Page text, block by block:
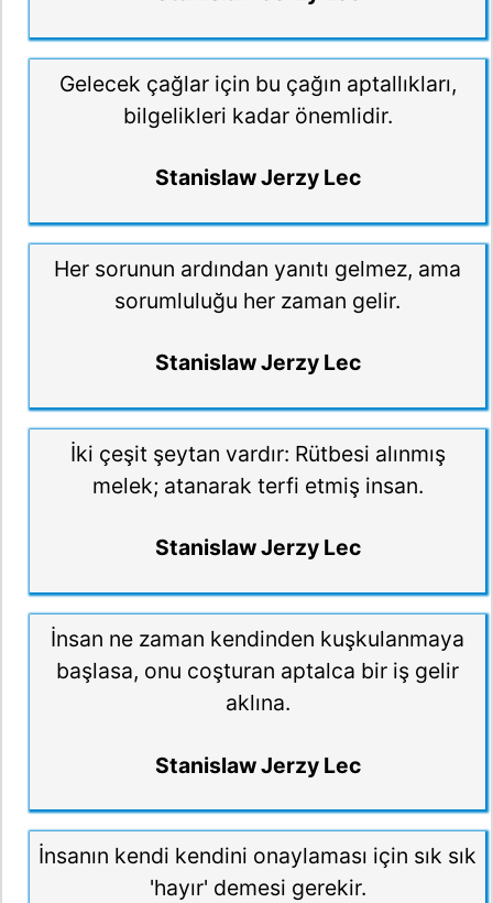
Gelecek çağlar için bu çağın aptallıkları,
bilgelikleri kadar önemlidir.
Stanislaw Jerzy Lec
Her sorunun ardından yanıtı gelmez, ama
sorumluluğu her zaman gelir.
Stanislaw Jerzy Lec
İki çeşit şeytan vardır: Rütbesi alınmış
melek; atanarak terfi etmiş insan.
Stanislaw Jerzy Lec
İnsan ne zaman kendinden kuşkulanmaya
başlasa, onu coşturan aptalca bir iş gelir
aklına.
Stanislaw Jerzy Lec
İnsanın kendi kendini onaylaması için sık sık
'hayır' demesi gerekir.